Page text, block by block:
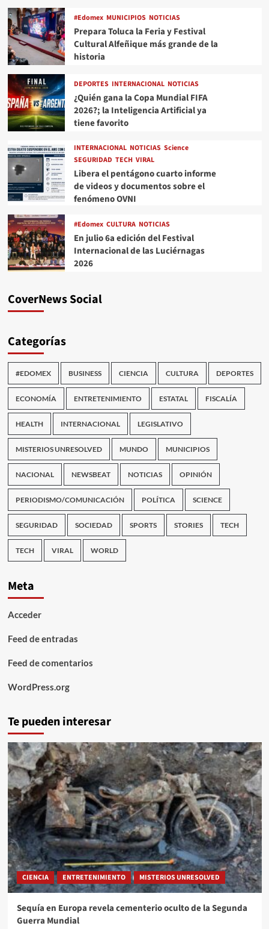
#Edomex MUNICIPIOS NOTICIAS
Prepara Toluca la Feria y Festival
Cultural Alfeñique más grande de la
historia
DEPORTES INTERNACIONAL NOTICIAS
¿Quién gana la Copa Mundial FIFA
2026?; la Inteligencia Artificial ya
tiene favorito
INTERNACIONAL NOTICIAS Science
SEGURIDAD TECH VIRAL
Libera el pentágono cuarto informe
de videos y documentos sobre el
fenómeno OVNI
#Edomex CULTURA NOTICIAS
En julio 6a edición del Festival
Internacional de las Luciérnagas
2026
CoverNews Social
Categorías
#EDOMEX BUSINESS CIENCIA CULTURA DEPORTES
ECONOMÍA ENTRETENIMIENTO ESTATAL FISCALÍA
HEALTH INTERNACIONAL LEGISLATIVO
MISTERIOS UNRESOLVED MUNDO MUNICIPIOS
NACIONAL NEWSBEAT NOTICIAS OPINIÓN
PERIODISMO/COMUNICACIÓN POLÍTICA SCIENCE
SEGURIDAD SOCIEDAD SPORTS STORIES TECH
TECH VIRAL WORLD
Meta
Acceder
Feed de entradas
Feed de comentarios
WordPress.org
Te pueden interesar
CIENCIA ENTRETENIMIENTO MISTERIOS UNRESOLVED
Sequía en Europa revela cementerio oculto de la Segunda
Guerra Mundial